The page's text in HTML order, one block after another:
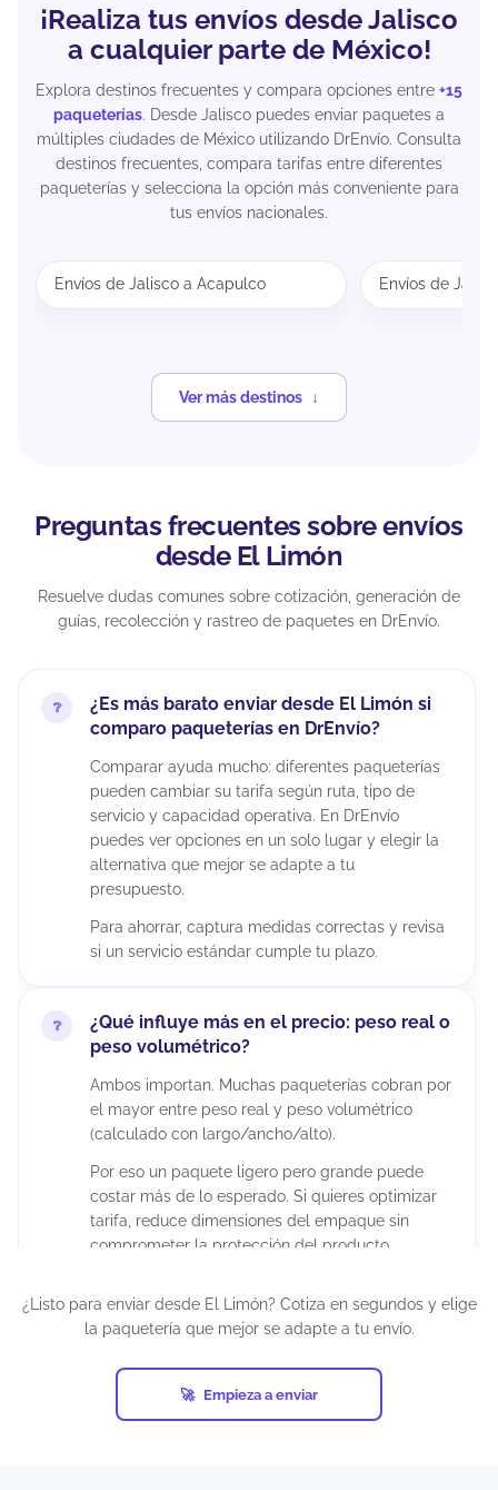
¡Realiza tus envíos desde Jalisco
a cualquier parte de México!
Explora destinos frecuentes y compara opciones entre +15
paqueterías. Desde Jalisco puedes enviar paquetes a
múltiples ciudades de México utilizando DrEnvío. Consulta
destinos frecuentes, compara tarifas entre diferentes
paqueterías y selecciona la opción más conveniente para
tus envíos nacionales.
Envíos de Jalisco a Acapulco Envíos de
Ver más destinos
Preguntas frecuentes sobre envíos
desde El Limón
Resuelve dudas comunes sobre cotización, generación de
guías, recolección y rastreo de paquetes en DrEnvío.
¿Es más barato enviar desde El Limón si
comparo paqueterías en DrEnvío?
Comparar ayuda mucho: diferentes paqueterías
pueden cambiar su tarifa según ruta, tipo de
servicio y capacidad operativa. En DrEnvío
puedes ver opciones en un solo lugar y elegir la
alternativa que mejor se adapte a tu
presupuesto.
Para ahorrar, captura medidas correctas y revisa
si un servicio estándar cumple tu plazo.
¿Qué influye más en el precio: peso real o
peso volumétrico?
Ambos importan. Muchas paqueterías cobran por
el mayor entre peso real y peso volumétrico
(calculado con largo/ancho/alto).
Por eso un paquete ligero pero grande puede
costar más de lo esperado. Si quieres optimizar
tarifa, reduce dimensiones del empaque sin
comprometer la protección del producto.
¿Puedo enviar paquetes grandes desde El
Limón?
Sí, siempre que estén dentro de los límites del
servicio y la paquetería. En el cotizador podrás
¿Listo para enviar desde El Limón? Cotiza en segundos y elige
la paquetería que mejor se adapte a tu envío.
Empieza a enviar